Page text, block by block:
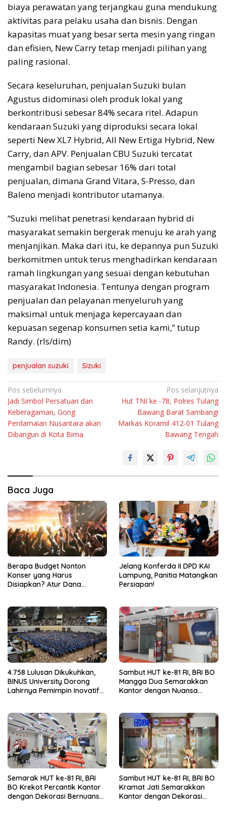
biaya perawatan yang terjangkau guna mendukung
aktivitas para pelaku usaha dan bisnis. Dengan
kapasitas muat yang besar serta mesin yang ringan
dan efisien, New Carry tetap menjadi pilihan yang
paling rasional.
Secara keseluruhan, penjualan Suzuki bulan
Agustus didominasi oleh produk lokal yang
berkontribusi sebesar 84% secara ritel. Adapun
kendaraan Suzuki yang diproduksi secara lokal
seperti New XL7 Hybrid, All New Ertiga Hybrid, New
Carry, dan APV. Penjualan CBU Suzuki tercatat
mengambil bagian sebesar 16% dari total
penjualan, dimana Grand Vitara, S-Presso, dan
Baleno menjadi kontributor utamanya.
“Suzuki melihat penetrasi kendaraan hybrid di
masyarakat semakin bergerak menuju ke arah yang
menjanjikan. Maka dari itu, ke depannya pun Suzuki
berkomitmen untuk terus menghadirkan kendaraan
ramah lingkungan yang sesuai dengan kebutuhan
masyarakat Indonesia. Tentunya dengan program
penjualan dan pelayanan menyeluruh yang
maksimal untuk menjaga kepercayaan dan
kepuasan segenap konsumen setia kami,” tutup
Randy. (rls/dim)
penjualan suzuki Sizuki
Navigasi
pos
Pos sebelumnya
Jadi Simbol Persatuan dan
Keberagaman, Gong
Perdamaian Nusantara akan
Dibangun di Kota Bima
Pos selanjutnya
Hut TNI ke -78, Polres Tulang
Bawang Barat Sambangi
Markas Koramil 412-01 Tulang
Bawang Tengah
Baca Juga
Berapa Budget Nonton
Konser yang Harus
Disiapkan? Atur Dana
Jelang Konferda II DPD KAI
Lampung, Panitia Matangkan
Persiapan!
4.758 Lulusan Dikukuhkan,
BINUS University Dorong
Lahirnya Pemimpin Inovatif
Sambut HUT ke-81 RI, BRI BO
Mangga Dua Semarakkan
Kantor dengan Nuansa
Semarak HUT ke-81 RI, BRI
BO Krekot Percantik Kantor
dengan Dekorasi Bernuansa
Sambut HUT ke-81 RI, BRI BO
Kramat Jati Semarakkan
Kantor dengan Dekorasi